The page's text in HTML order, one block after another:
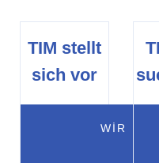
TIM stellt
sich vor
WIR